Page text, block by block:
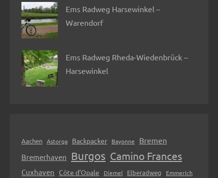
Ems Radweg Harsewinkel –
Warendorf
Ems Radweg Rheda-Wiedenbrück –
Harsewinkel
Aachen Astorga Backpacker Bayonne Bremen
Bremerhaven Burgos Camino Frances
Cuxhaven Côte d’Opale Diemel Elberadweg Emmerich